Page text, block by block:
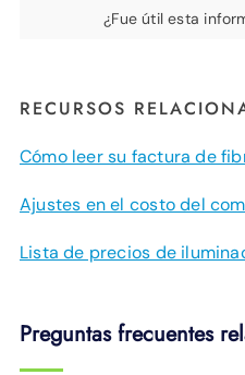
¿Fue útil esta
RECURSOS
Cómo leer su factura de
Ajustes en el costo del
Lista de precios de
Preguntas frecuentes